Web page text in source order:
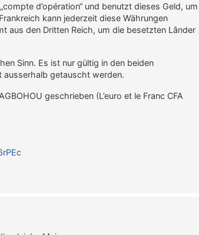
d’opération“ und benutzt dieses Geld, um
kann jederzeit diese Währungen
aus den Dritten Reich, um die besetzten Lânder
Sinn. Es ist nur gültig in den beiden
ausserhalb getauscht werden.
geschrieben (L’euro et le Franc CFA